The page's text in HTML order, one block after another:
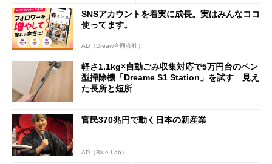
SNSアカウントを着実に成長。実はみんなココ
使ってます。
AD（Dreaw合同会社）
軽さ1.1kg×自動ごみ収集対応で5万円台のペン
型掃除機「Dreame S1 Station」を試す 見え
た長所と短所
官民370兆円で動く日本の新産業
AD（Blue Lab）